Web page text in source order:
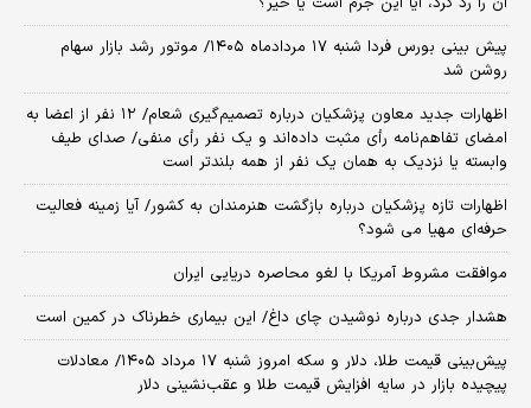
پیش بینی بورس فردا شنبه ۱۷ مردادماه ۱۴۰۵/ موتور رشد بازار سهام
روشن شد
اظهارات جدید معاون پزشکیان درباره تصمیم‌گیری شعام/ ۱۲ نفر از اعضا به
امضای تفاهم‌نامه رأی مثبت داده‌اند و یک نفر رأی منفی/ صدای طیف
وابسته یا نزدیک به همان یک نفر از همه بلندتر است
اظهارات تازه پزشکیان درباره بازگشت هنرمندان به کشور/ آیا زمینه فعالیت
حرفه‌ای مهیا می شود؟
موافقت مشروط آمریکا با لغو محاصره دریایی ایران
هشدار جدی درباره نوشیدن چای داغ/ این بیماری خطرناک در کمین است
پیش‌بینی قیمت طلا، دلار و سکه امروز شنبه ۱۷ مرداد ۱۴۰۵/ معادلات
پیچیده بازار در سایه افزایش قیمت طلا و عقب‌نشینی دلار